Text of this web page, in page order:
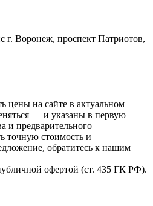
Воронеж, проспект Патриотов,
цены на сайте в актуальном
— и указаны в первую
и предварительного
точную стоимость и
обратитесь к нашим
офертой (ст. 435 ГК РФ).